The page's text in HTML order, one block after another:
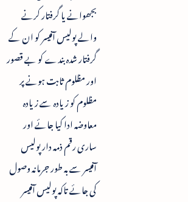
بجھوانے یا گرفتار کرنے
والے پولیس آفیسر کو ان کے
گرفتار شدہ بندے کو بے قصور
اور مظلوم ثابت ہونے پر
مظلوم کو زیادہ سے زیادہ
معاوضہ ادا کیا جائے اور
ساری رقم ذمہ دار پولیس
آفیسر سے بہ طور جرمانہ وصول
کی جائے تاکہ پولیس آفیسر